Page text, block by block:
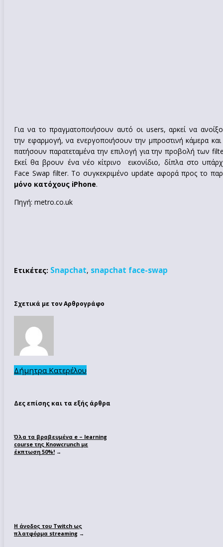
Για να το πραγματοποιήσουν αυτό οι users, αρκεί να
την εφαρμογή, να ενεργοποιήσουν την μπροστινή κάμερα
πατήσουν παρατεταμένα την επιλογή για την προβολή των
Εκεί θα βρουν ένα νέο κίτρινο
εικονίδιο, δίπλα στο
Face Swap filter. Το συγκεκριμένο update αφορά προς το
μόνο κατόχους iPhone.
Πηγή: metro.co.uk
Ετικέτες: Snapchat, snapchat face-swap
Σχετικά με τον Αρθρογράφο
Δήμητρα Κατερέλου
Δες επίσης και τα εξής άρθρα
Όλα τα βραβευμένα e – learning
course της Knowcrunch με
έκπτωση 50%! →
Η άνοδος του Twitch ως
πλατφόρμα streaming →